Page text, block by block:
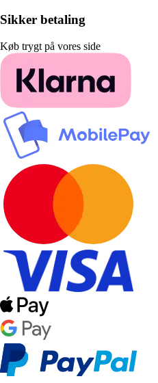
Sikker betaling
Køb trygt på vores side